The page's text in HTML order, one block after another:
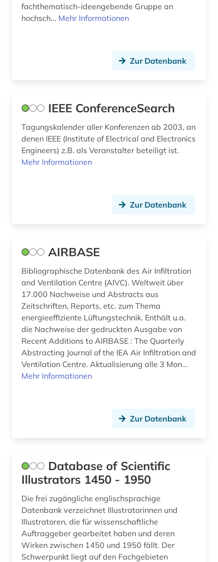
retrodigitalisat (1)
slavistik (1)
slawistik (1)
sozialwissenschaften (16)
strahlenschutz (1)
suchmaschine (3)
synthetische polymere (1)
südafrika (1)
tagebau (1)
technik (151)
technikgeschichte (3)
tiere (1)
umweltschutz (1)
umwelttechnik (1)
umweltwissenschaft (1)
fachthematisch-ideengebende Gruppe an
hochsch... Mehr Informationen
Zur Datenbank
IEEE ConferenceSearch
Tagungskalender aller Konferenzen ab 2003, an
denen IEEE (Institute of Electrical and Electronics
Engineers) z.B. als Veranstalter beteiligt ist.
Mehr Informationen
Zur Datenbank
AIRBASE
Bibliographische Datenbank des Air Infiltration
and Ventilation Centre (AIVC). Weltweit über
17.000 Nachweise und Abstracts aus
Zeitschriften, Reports, etc. zum Thema
energieeffiziente Lüftungstechnik. Enthält u.a.
die Nachweise der gedruckten Ausgabe von
Recent Additions to AIRBASE : The Quarterly
Abstracting Journal of the IEA Air Infiltration and
Ventilation Centre. Aktualisierung alle 3 Mon...
Mehr Informationen
Zur Datenbank
Database of Scientific
Illustrators 1450 - 1950
Die frei zugängliche englischsprachige
Datenbank verzeichnet Illustratorinnen und
Illustratoren, die für wissenschaftliche
Auftraggeber gearbeitet haben und deren
Wirken zwischen 1450 und 1950 fällt. Der
Schwerpunkt liegt auf den Fachgebieten